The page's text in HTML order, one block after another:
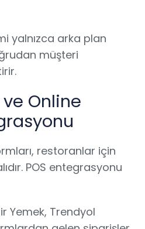
yalnızca arka plan
müşteri
Online
restoranlar için
POS entegrasyonu
Yemek, Trendyol